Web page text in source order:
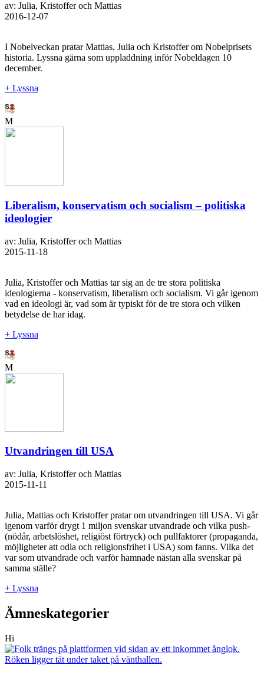
av: Julia, Kristoffer och Mattias
2016-12-07
I Nobelveckan pratar Mattias, Julia och Kristoffer om Nobelprisets
historia. Lyssna gärna som uppladdning inför Nobeldagen 10
december.
+ Lyssna
M
Liberalism, konservatism och socialism – politiska
ideologier
av: Julia, Kristoffer och Mattias
2015-11-18
Julia, Kristoffer och Mattias tar sig an de tre stora politiska
ideologierna - konservatism, liberalism och socialism. Vi går igenom
vad en ideologi är, vad som är typiskt för de tre stora och vilken
betydelse de har idag.
+ Lyssna
M
Utvandringen till USA
av: Julia, Kristoffer och Mattias
2015-11-11
Julia, Mattias och Kristoffer pratar om utvandringen till USA. Vi går
igenom varför drygt 1 miljon svenskar utvandrade och vilka push-
(nödår, arbetslöshet, religiöst förtryck) och pullfaktorer (propaganda,
möjligheter att odla och religionsfrihet i USA) som fanns. Vilka det
var som utvandrade och varför hamnade nästan alla svenskar på
samma ställe?
+ Lyssna
Ämneskategorier
Hi